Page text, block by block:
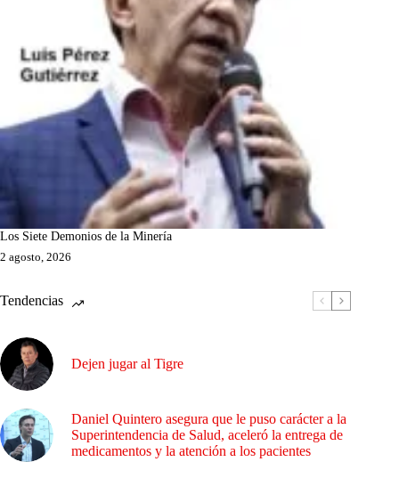
Los Siete Demonios de la Minería
2 agosto, 2026
Tendencias
Dejen jugar al Tigre
Daniel Quintero asegura que le puso carácter a la
Superintendencia de Salud, aceleró la entrega de
medicamentos y la atención a los pacientes